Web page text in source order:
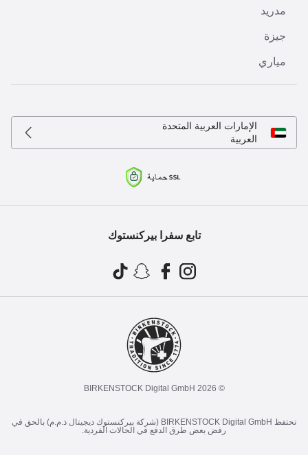
مدريد
جيزة
مياري
الإمارات العربية المتحدة
العربية
تابع سفرا بيركنستوك
© 2026 BIRKENSTOCK Digital GmbH
تحتفظ BIRKENSTOCK Digital GmbH (شركة بيركنستوك ديجيتال ذ.م.م) بالحق في
رفض بعض طرق الدفع في الحالات الفردية.